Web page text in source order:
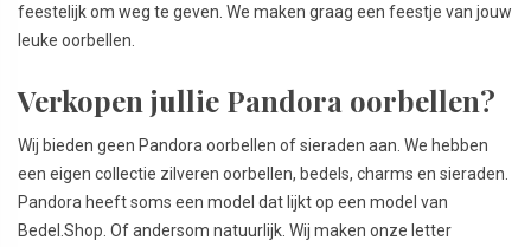
feestelijk om weg te geven. We maken graag een feestje van jouw
leuke oorbellen.
Verkopen jullie Pandora oorbellen?
Wij bieden geen Pandora oorbellen of sieraden aan. We hebben
een eigen collectie zilveren oorbellen, bedels, charms en sieraden.
Pandora heeft soms een model dat lijkt op een model van
Bedel.Shop. Of andersom natuurlijk. Wij maken onze letter